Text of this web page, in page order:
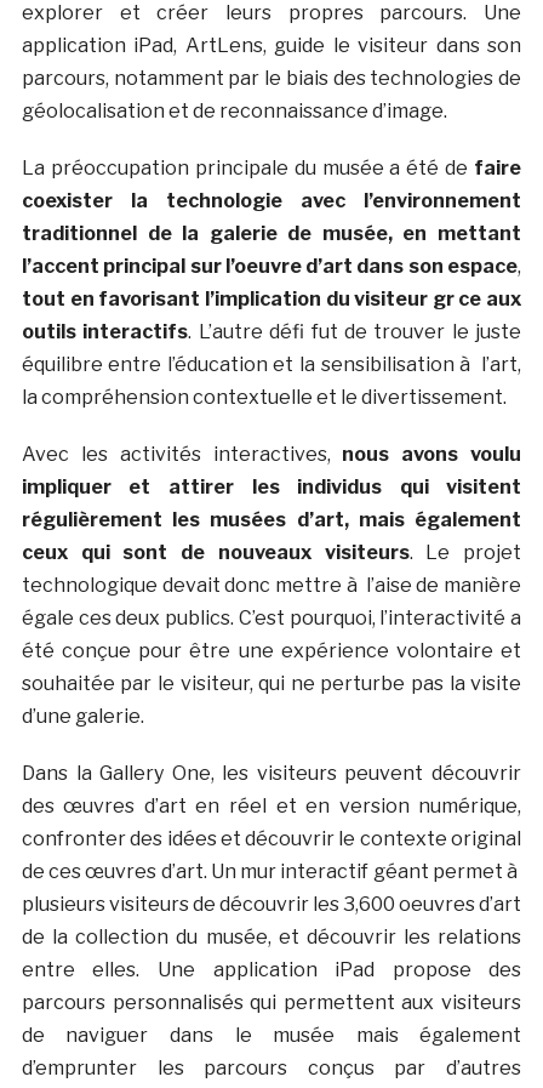
explorer et créer leurs propres parcours. Une
application iPad, ArtLens, guide le visiteur dans son
parcours, notamment par le biais des technologies de
géolocalisation et de reconnaissance d’image.
La préoccupation principale du musée a été de faire
coexister la technologie avec l’environnement
traditionnel de la galerie de musée, en mettant
l’accent principal sur l’oeuvre d’art dans son espace,
tout en favorisant l’implication du visiteur gr ce aux
outils interactifs. L’autre défi fut de trouver le juste
équilibre entre l’éducation et la sensibilisation à l’art,
la compréhension contextuelle et le divertissement.
Avec les activités interactives, nous avons voulu
impliquer et attirer les individus qui visitent
régulièrement les musées d’art, mais également
ceux qui sont de nouveaux visiteurs. Le projet
technologique devait donc mettre à l’aise de manière
égale ces deux publics. C’est pourquoi, l’interactivité a
été conçue pour être une expérience volontaire et
souhaitée par le visiteur, qui ne perturbe pas la visite
d’une galerie.
Dans la Gallery One, les visiteurs peuvent découvrir
des œuvres d’art en réel et en version numérique,
confronter des idées et découvrir le contexte original
de ces œuvres d’art. Un mur interactif géant permet à
plusieurs visiteurs de découvrir les 3,600 oeuvres d’art
de la collection du musée, et découvrir les relations
entre elles. Une application iPad propose des
parcours personnalisés qui permettent aux visiteurs
de naviguer dans le musée mais également
d’emprunter les parcours conçus par d’autres